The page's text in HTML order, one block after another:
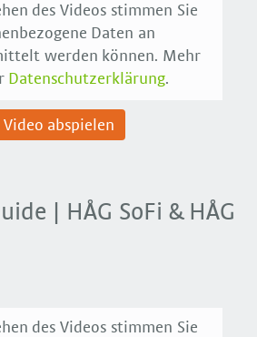
des Videos stimmen Sie
Daten an
werden können. Mehr
Datenschutzerklärung.
Video abspielen
| HÅG SoFi & HÅG
des Videos stimmen Sie